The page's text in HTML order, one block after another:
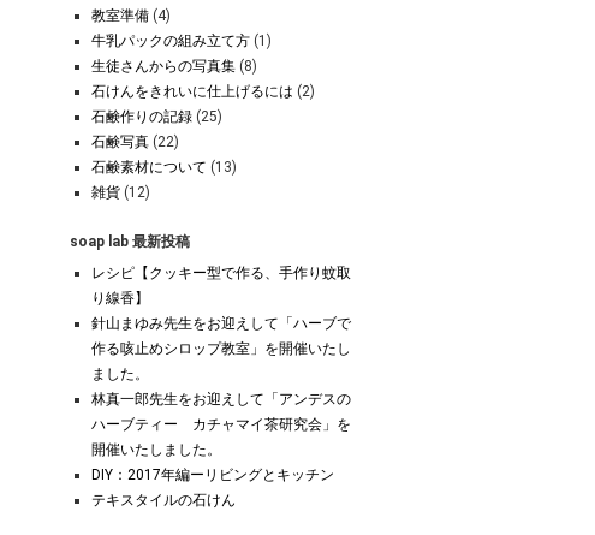
教室準備 (4)
牛乳パックの組み立て方 (1)
生徒さんからの写真集 (8)
石けんをきれいに仕上げるには (2)
石鹸作りの記録 (25)
石鹸写真 (22)
石鹸素材について (13)
雑貨 (12)
soap lab 最新投稿
レシピ【クッキー型で作る、手作り蚊取
り線香】
針山まゆみ先生をお迎えして「ハーブで
作る咳止めシロップ教室」を開催いたし
ました。
林真一郎先生をお迎えして「アンデスの
ハーブティー カチャマイ茶研究会」を
開催いたしました。
DIY：2017年編ーリビングとキッチン
テキスタイルの石けん